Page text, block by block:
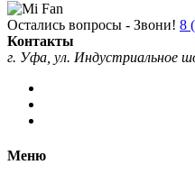
Остались вопросы - Звони! 8
Контакты
г. Уфа, ул. Индустриальное
Меню